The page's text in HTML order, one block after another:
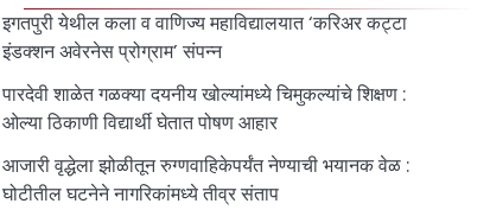
इगतपुरी येथील कला व वाणिज्य महाविद्यालयात ‘करिअर कट्टा
इंडक्शन अवेरनेस प्रोग्राम’ संपन्न
पारदेवी शाळेत गळक्या दयनीय खोल्यांमध्ये चिमुकल्यांचे शिक्षण :
ओल्या ठिकाणी विद्यार्थी घेतात पोषण आहार
आजारी वृद्धेला झोळीतून रुग्णवाहिकेपर्यंत नेण्याची भयानक वेळ :
घोटीतील घटनेने नागरिकांमध्ये तीव्र संताप